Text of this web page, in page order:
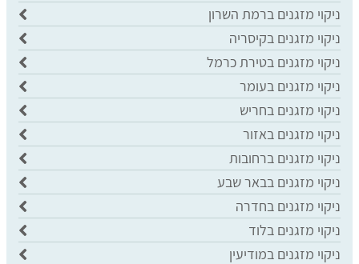
ניקוי מזגנים ברמת השרון
ניקוי מזגנים בקיסריה
ניקוי מזגנים בטירת כרמל
ניקוי מזגנים בעומר
ניקוי מזגנים בחריש
ניקוי מזגנים באזור
ניקוי מזגנים ברחובות
ניקוי מזגנים בבאר שבע
ניקוי מזגנים בחדרה
ניקוי מזגנים בלוד
ניקוי מזגנים במודיעין